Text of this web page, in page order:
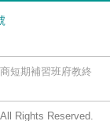
短期補習班府教終
Rights Reserved.